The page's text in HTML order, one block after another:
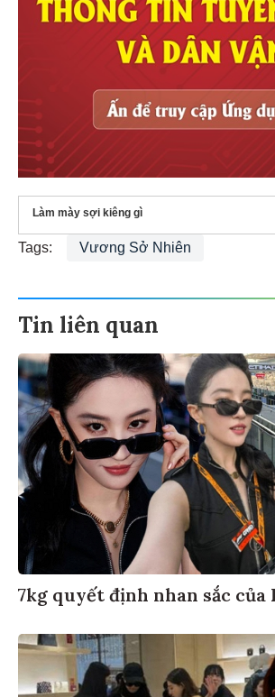
Làm mày sợi kiêng gì
Tags: Vương Sở Nhiên
Tin liên quan
7kg quyết định nhan sắc của